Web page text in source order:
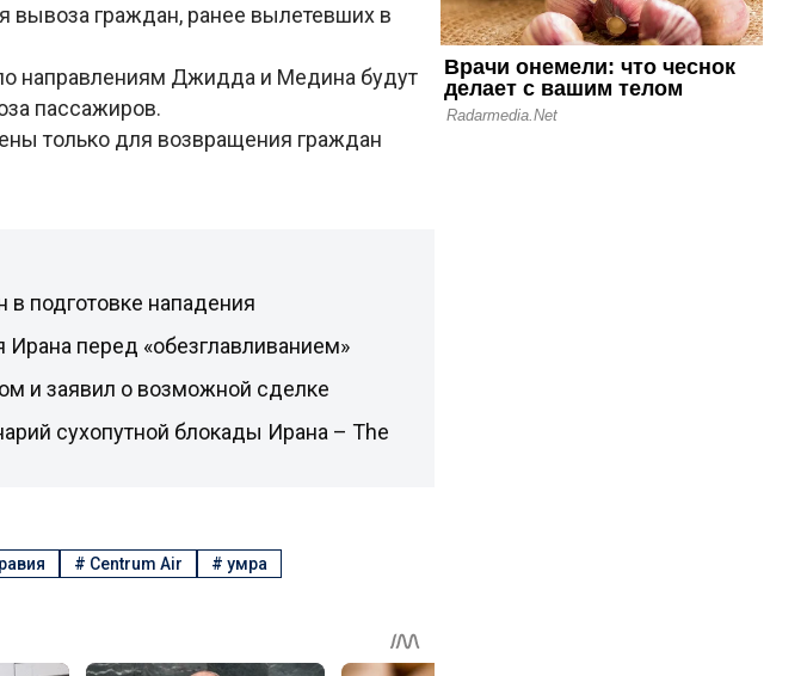
граждан, ранее вылетевших в
направлениям Джидда и Медина будут
пассажиров.
только для возвращения граждан
подготовке нападения
перед «обезглавливанием»
и заявил о возможной сделке
сухопутной блокады Ирана – The
# Centrum Air #умра